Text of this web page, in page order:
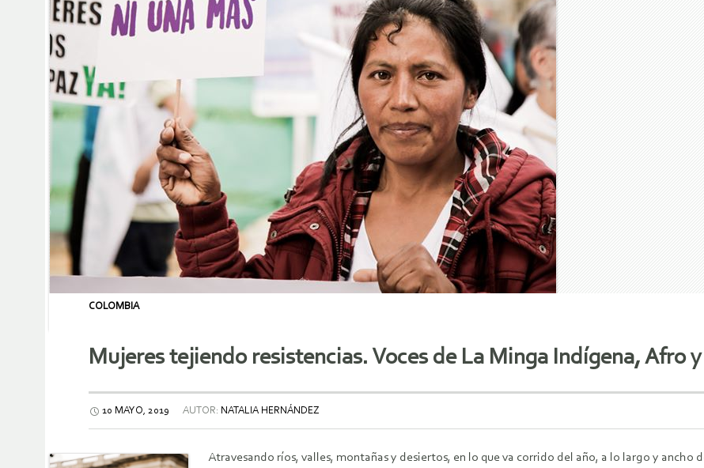
COLOMBIA
Mujeres tejiendo resistencias. Voces de La Minga Indígena, Afro
10 MAYO, 2019 AUTOR: NATALIA HERNÁNDEZ
Atravesando ríos, valles, montañas y desiertos, en lo que va corrido del año, a lo largo y